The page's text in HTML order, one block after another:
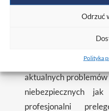
Odrzuć
Polityka
Podsumowanie
tematycznym —
aktualnych
niebezpiecznych
profesjonalni